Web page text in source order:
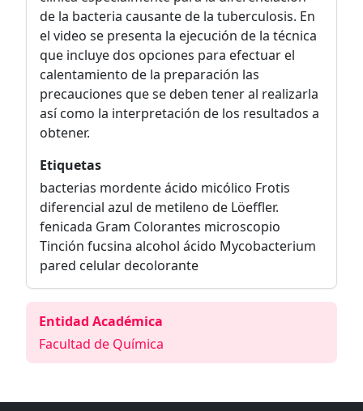
de la bacteria causante de la tuberculosis. En
el video se presenta la ejecución de la técnica
que incluye dos opciones para efectuar el
calentamiento de la preparación las
precauciones que se deben tener al realizarla
así como la interpretación de los resultados a
obtener.
Etiquetas
bacterias mordente ácido micólico Frotis
diferencial azul de metileno de Löeffler.
fenicada Gram Colorantes microscopio
Tinción fucsina alcohol ácido Mycobacterium
pared celular decolorante
Entidad Académica
Facultad de Química